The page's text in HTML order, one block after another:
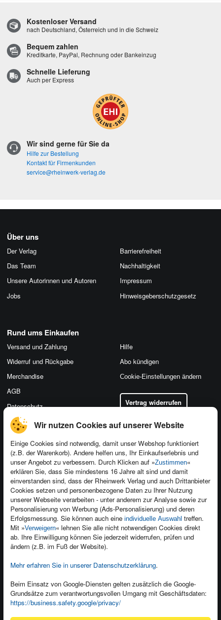
Wir nutzen Cookies auf unserer Website
Einige Cookies sind notwendig, damit unser Webshop funktioniert
(z.B. der Warenkorb). Andere helfen uns, Ihr Einkaufserlebnis und
unser Angebot zu verbessern. Durch Klicken auf »Zustimmen«
erklären Sie, dass Sie mindestens 16 Jahre alt sind und damit
einverstanden sind, dass der Rheinwerk Verlag und auch Drittanbieter
Cookies setzen und personenbezogene Daten zu Ihrer Nutzung
unserer Webseite verarbeiten - unter anderem zur Analyse sowie zur
Personalisierung von Werbung (Ads-Personalisierung) und deren
Erfolgsmessung. Sie können auch eine individuelle Auswahl treffen.
Mit »Verweigern« lehnen Sie alle nicht notwendigen Cookies direkt
ab. Ihre Einwilligung können Sie jederzeit widerrufen, prüfen und
ändern (z.B. im Fuß der Website).
Mehr erfahren Sie in unserer Datenschutzerklärung.
Beim Einsatz von Google-Diensten gelten zusätzlich die Google-
Grundsätze zum verantwortungsvollen Umgang mit Geschäftsdaten:
https://business.safety.google/privacy/
Kostenloser Versand
nach Deutschland, Österreich und in die Schweiz
Bequem zahlen
Kreditkarte, PayPal, Rechnung oder Bankeinzug
Schnelle Lieferung
Auch per Express
Wir sind gerne für Sie da
Hilfe zur Bestellung
Kontakt für Firmenkunden
service@rheinwerk-verlag.de
Über uns
Der Verlag
Das Team
Unsere Autorinnen und Autoren
Jobs
Barrierefreiheit
Nachhaltigkeit
Impressum
Hinweis­geber­schutz­gesetz
Kontakt
Newsletter
Für Unternehmen
Presseservice
Dozentenservice
Produktfeedback
Foreign Rights
Ein Buch schreiben
Rund ums Einkaufen
Versand und Zahlung
Widerruf und Rückgabe
Merchandise
AGB
Datenschutz
Hilfe
Abo kündigen
Cookie-Einstellungen ändern
Vertrag widerrufen
Kundenservice
Wir sind gerne für Sie da!
service@rheinwerk-verlag.de